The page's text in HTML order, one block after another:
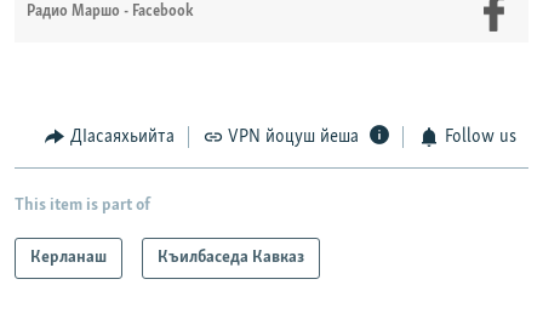
Радио Маршо - Facebook
ДIасаяхьийта VPN йоцуш йеша Follow us
This item is part of
Керланаш Къилбаседа Кавказ